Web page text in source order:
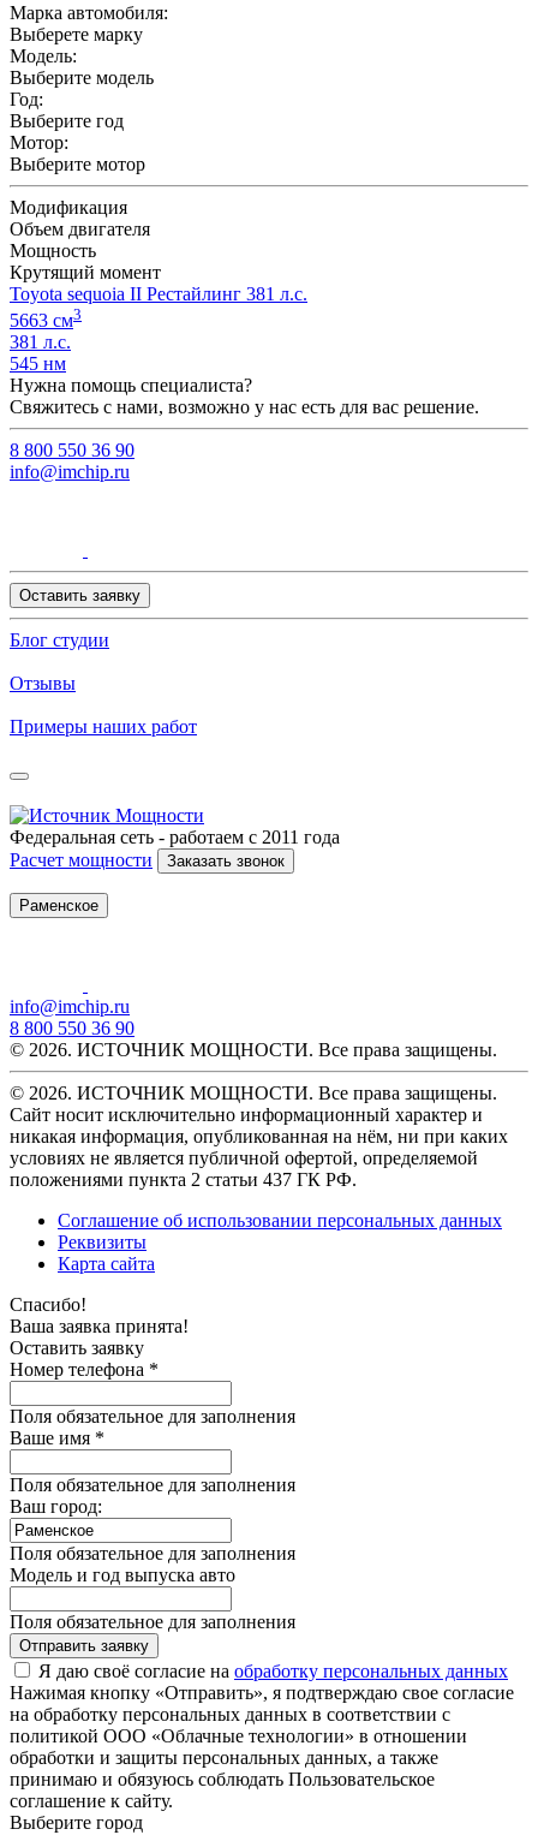
Марка автомобиля:
Выберете марку
Модель:
Выберите модель
Год:
Выберите год
Мотор:
Выберите мотор
Модификация
Объем двигателя
Мощность
Крутящий момент
Toyota sequoia II Рестайлинг 381 л.с.
5663 см3
381 л.с.
545 нм
Нужна помощь специалиста?
Свяжитесь с нами, возможно у нас есть для вас решение.
8 800 550 36 90
info@imchip.ru
Оставить заявку
Блог студии
Отзывы
Примеры наших работ
Федеральная сеть - работаем с 2011 года
Расчет мощности
Заказать звонок
Раменское
info@imchip.ru
8 800 550 36 90
© 2026. ИСТОЧНИК МОЩНОСТИ. Все права защищены.
© 2026. ИСТОЧНИК МОЩНОСТИ. Все права защищены.
Сайт носит исключительно информационный характер и
никакая информация, опубликованная на нём, ни при каких
условиях не является публичной офертой, определяемой
положениями пункта 2 статьи 437 ГК РФ.
Соглашение об использовании персональных данных
Реквизиты
Карта сайта
Спасибо!
Ваша заявка принята!
Оставить заявку
Номер телефона *
Поля обязательное для заполнения
Ваше имя *
Поля обязательное для заполнения
Ваш город:
Поля обязательное для заполнения
Модель и год выпуска авто
Поля обязательное для заполнения
Отправить заявку
Я даю своё согласие на обработку персональных данных
Нажимая кнопку «Отправить», я подтверждаю свое согласие
на обработку персональных данных в соответствии с
политикой ООО «Облачные технологии» в отношении
обработки и защиты персональных данных, а также
принимаю и обязуюсь соблюдать Пользовательское
соглашение к сайту.
Выберите город